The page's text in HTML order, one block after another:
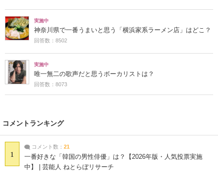
実施中
神奈川県で一番うまいと思う「横浜家系ラーメン店」はどこ？
回答数：8502
実施中
唯一無二の歌声だと思うボーカリストは？
回答数：8073
コメントランキング
1
コメント数： 21
一番好きな「韓国の男性俳優」は？【2026年版・人気投票実施
中】 | 芸能人 ねとらぼリサーチ